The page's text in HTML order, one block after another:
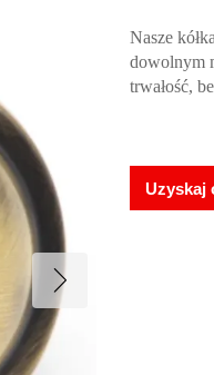
Nasze
dowolnym
trwałość,
Uzyskaj